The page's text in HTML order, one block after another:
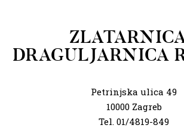
DRAGULJARNICA
Petrinjska ulica 49
10000 Zagreb
Tel. 01/4819-849